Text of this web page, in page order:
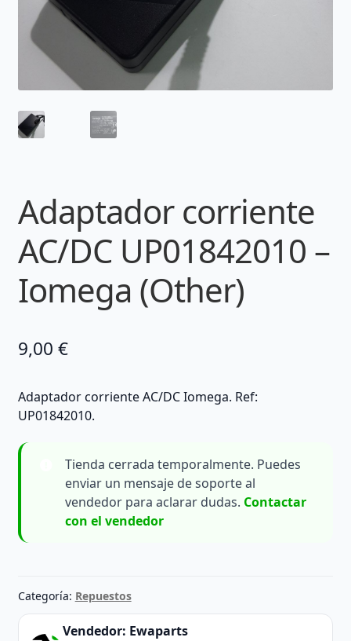
Adaptador corriente
AC/DC UP01842010 –
Iomega (Other)
9,00 €
Adaptador corriente AC/DC Iomega. Ref:
UP01842010.
Tienda cerrada temporalmente. Puedes
enviar un mensaje de soporte al
vendedor para aclarar dudas. Contactar
con el vendedor
Categoría: Repuestos
Vendedor: Ewaparts